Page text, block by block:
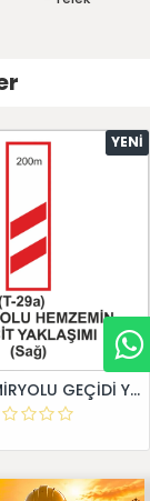
YENI
T-29a DEMİRYOLU GEÇİDİ YAKLAŞIM LEVHALARI (Sağ)